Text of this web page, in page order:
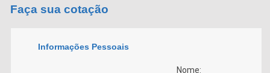
Faça sua cotação
Informações Pessoais
Nome: